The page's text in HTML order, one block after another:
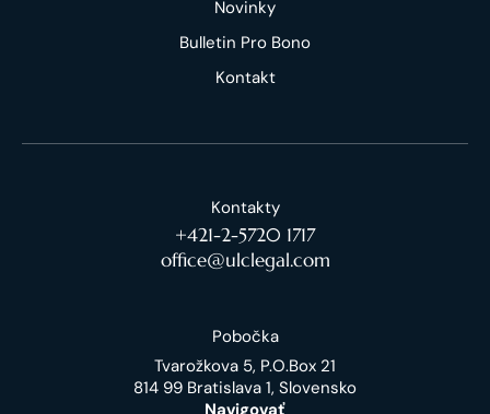
Novinky
Bulletin Pro Bono
Kontakt
Kontakty
+421-2-5720 1717
office@ulclegal.com
Pobočka
Tvarožkova 5, P.O.Box 21
814 99 Bratislava 1, Slovensko